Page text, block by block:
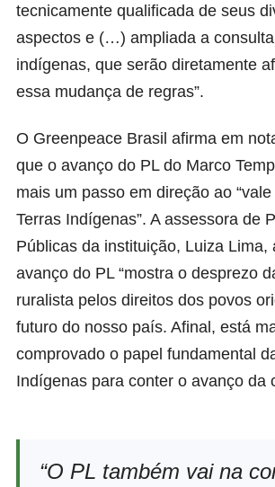
tecnicamente qualificada de seus
aspectos e (…) ampliada a
indígenas, que serão diretamente
essa mudança de regras”.
O Greenpeace Brasil afirma em
que o avanço do PL do Marco
mais um passo em direção ao
Terras Indígenas”. A assessora de
Públicas da instituição, Luiza Lima,
avanço do PL “mostra o desprezo
ruralista pelos direitos dos povos
futuro do nosso país. Afinal, está
comprovado o papel fundamental
Indígenas para conter o avanço da
“O PL também vai na